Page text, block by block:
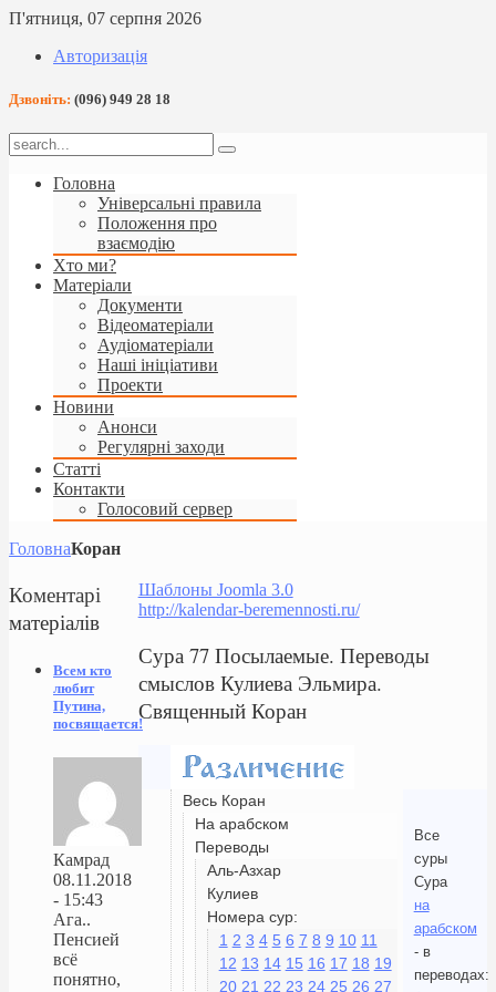
П'ятниця, 07 серпня 2026
Авторизація
Дзвоніть: (096) 949 28 18
Головна
Універсальні правила
Положення про
взаємодію
Хто ми?
Матеріали
Документи
Відеоматеріали
Аудіоматеріали
Наші ініціативи
Проекти
Новини
Анонси
Регулярні заходи
Статті
Контакти
Голосовий сервер
ГоловнаКоран
Шаблоны Joomla 3.0
http://kalendar-beremennosti.ru/
Сура 77 Посылаемые. Переводы
смыслов Кулиева Эльмира.
Священный Коран
Весь Коран
На арабском
Переводы
Аль-Азхар
Кулиев
Номера сур:
1 2 3 4 5 6 7 8 9 10 11
12 13 14 15 16 17 18 19
20 21 22 23 24 25 26 27
Все
суры
Сура
на
арабском
- в
переводах:
Коментарі
матеріалів
Всем кто
любит
Путина,
посвящается!
Камрад
08.11.2018
- 15:43
Ага..
Пенсией
всё
понятно,